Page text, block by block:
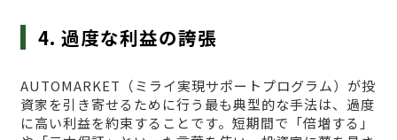
4. 過度な利益の誇張
AUTOMARKET（ミライ実現サポートプログラム）が投
資家を引き寄せるために行う最も典型的な手法は、過度
に高い利益を約束することです。短期間で「倍増する」